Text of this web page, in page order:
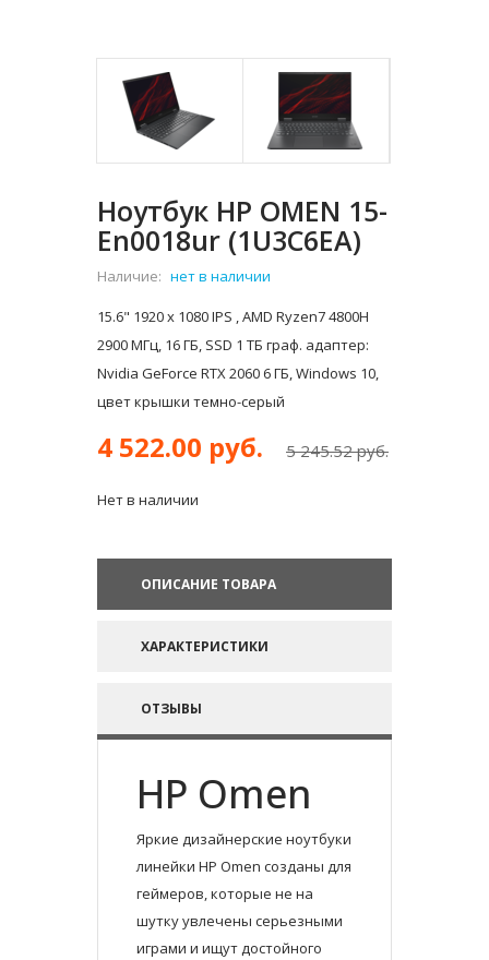
Ноутбук HP OMEN 15-
En0018ur (1U3C6EA)
Наличие: нет в наличии
15.6" 1920 x 1080 IPS , AMD Ryzen7 4800H
2900 МГц, 16 ГБ, SSD 1 ТБ граф. адаптер:
Nvidia GeForce RTX 2060 6 ГБ, Windows 10,
цвет крышки темно-серый
4 522.00 руб. 5 245.52 руб.
Нет в наличии
ОПИСАНИЕ ТОВАРА
ХАРАКТЕРИСТИКИ
ОТЗЫВЫ
HP Omen
Яркие дизайнерские ноутбуки
линейки HP Omen созданы для
геймеров, которые не на
шутку увлечены серьезными
играми и ищут достойного